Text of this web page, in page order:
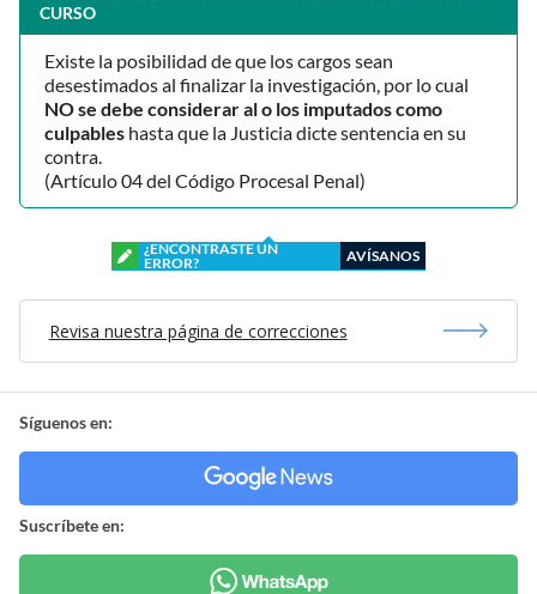
CURSO
Existe la posibilidad de que los cargos sean
desestimados al finalizar la investigación, por lo cual
NO se debe considerar al o los imputados como
culpables hasta que la Justicia dicte sentencia en su
contra.
(Artículo 04 del Código Procesal Penal)
¿ENCONTRASTE UN
ERROR?
AVÍSANOS
Revisa nuestra página de correcciones
Síguenos en:
Suscríbete en: